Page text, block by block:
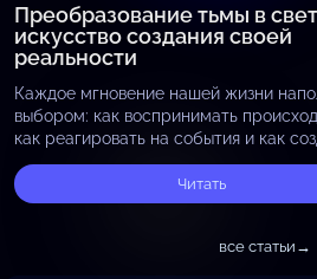
Преобразование тьмы в
искусство создания своей
реальности
Каждое мгновение нашей жизни
выбором: как воспринимать
как реагировать на события и как
свою реальность. Освобождение от
открывает путь к новым
мы перестаём навязывать…
Читать
все статьи →